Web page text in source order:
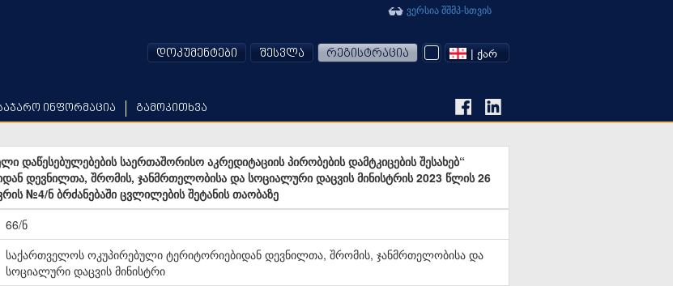
ინფორმაცია გამოკითხვა
ვერსია შშმპ-სთვის
დოკუმენტები შესვლა რეგისტრაცია | ᲥᲐᲠ
დაწესებულებების საერთაშორისო აკრედიტაციის პირობების დამტკიცების შესახებ“
დევნილთა, შრომის, ჯანმრთელობისა და სოციალური დაცვის მინისტრის 2023 წლის 26
№4/ნ ბრძანებაში ცვლილების შეტანის თაობაზე
66/ნ
საქართველოს ოკუპირებული ტერიტორიებიდან დევნილთა, შრომის, ჯანმრთელობისა და
სოციალური დაცვის მინისტრი